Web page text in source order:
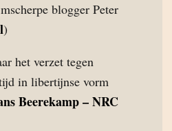
blogger Peter
)
het verzet tegen
in libertijnse vorm
Beerekamp – NRC